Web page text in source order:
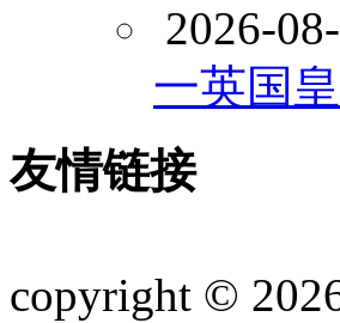
2026-
一英国
友情链接
copyright ©